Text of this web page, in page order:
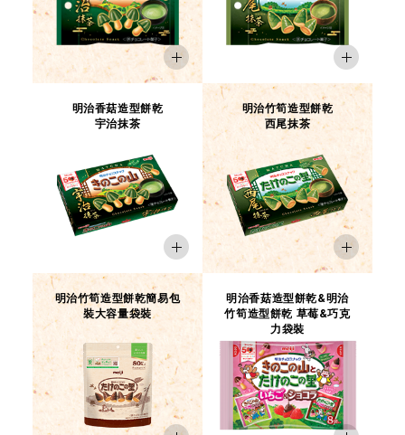
第2屆 香菇竹筍全國大選
2018年，為了解決長達38年的「香菇造型
餅乾派還是竹筍造型餅乾派？」的激烈鬥
爭
舉辦了「香菇竹筍全國大選」活動來進行
民意調查。
明治香菇造型餅乾
宇治抹茶
明治竹筍造型餅乾
西尾抹茶
明治竹筍造型餅乾簡易包
裝大容量袋裝
明治香菇造型餅乾&明治
竹筍造型餅乾 草莓&巧克
力袋裝